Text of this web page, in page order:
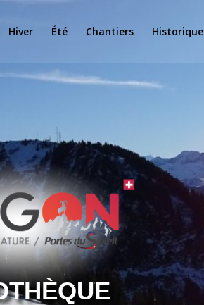
Hiver Été Chantiers Historique